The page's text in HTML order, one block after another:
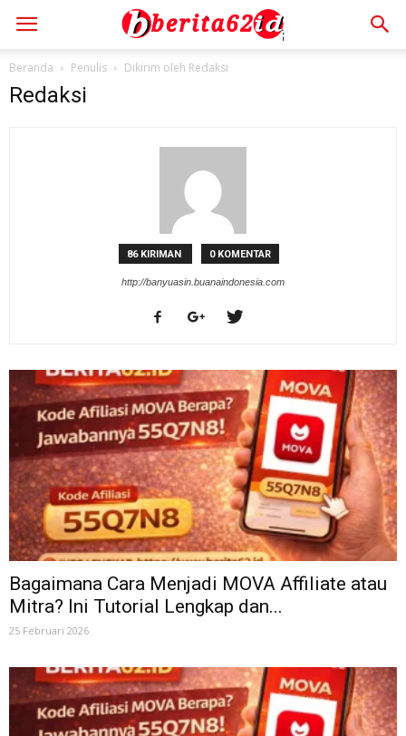
Beranda Penulis Dikirim oleh Redaksi
Redaksi
86 KIRIMAN 0 KOMENTAR
http://banyuasin.buanaindonesia.com
Bagaimana Cara Menjadi MOVA Affiliate atau
Mitra? Ini Tutorial Lengkap dan...
25 Februari 2026